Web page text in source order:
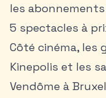
les
5 spectacles à
Côté cinéma, les
Kinepolis et les
Vendôme à